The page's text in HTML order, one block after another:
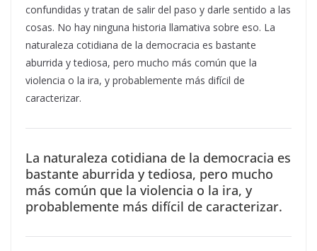
confundidas y tratan de salir del paso y darle sentido a las
cosas. No hay ninguna historia llamativa sobre eso. La
naturaleza cotidiana de la democracia es bastante
aburrida y tediosa, pero mucho más común que la
violencia o la ira, y probablemente más difícil de
caracterizar.
La naturaleza cotidiana de la democracia es
bastante aburrida y tediosa, pero mucho
más común que la violencia o la ira, y
probablemente más difícil de caracterizar.